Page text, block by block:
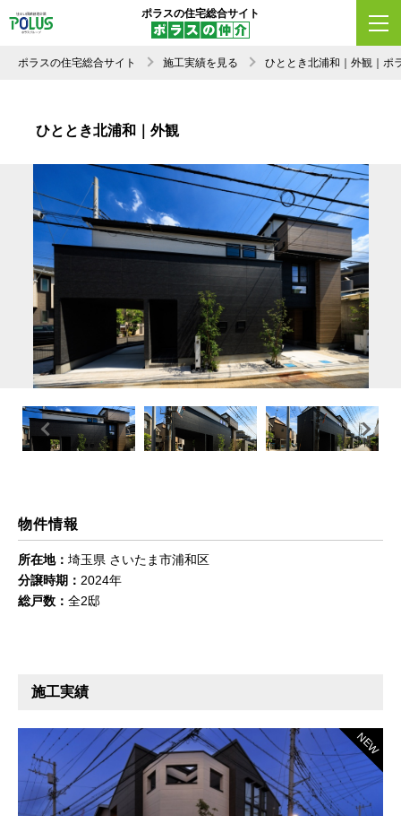
ポラスの住宅総合サイト
ポラスの住宅総合サイト 施工実績を見る ひととき北浦和｜外観｜ポ
ひととき北浦和｜外観
Previous Next
物件情報
所在地： 埼玉県 さいたま市浦和区
分譲時期： 2024年
総戸数： 全2邸
施工実績
NEW